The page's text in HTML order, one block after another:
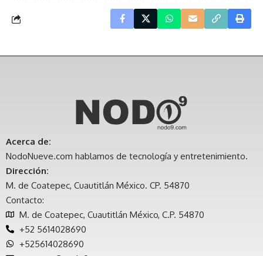
Acerca de:
NodoNueve.com hablamos de tecnología y entretenimiento.
Dirección:
M. de Coatepec, Cuautitlán México. CP. 54870
Contacto:
M. de Coatepec, Cuautitlán México, C.P. 54870
+52 5614028690
+525614028690